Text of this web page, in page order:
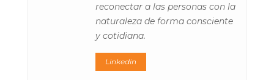
reconectar a las personas con la
naturaleza de forma consciente
y cotidiana.
Linkedin